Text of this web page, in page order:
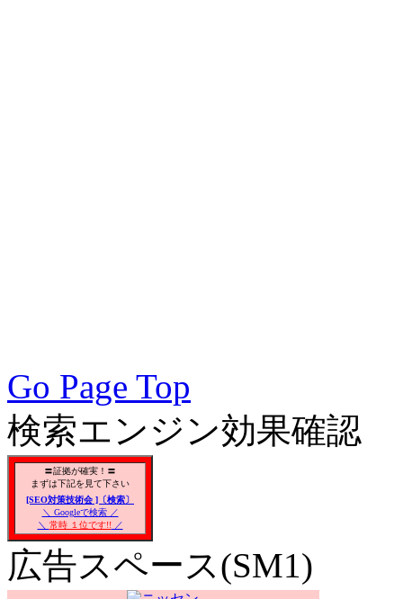
Go Page Top
検索エンジン効果確認
〓証拠が確実！〓
まずは下記を見て下さい
[SEO対策技術会 ]〔検索〕
＼ Googleで検索 ／
＼ 常時 １位です!!／
広告スペース(SM1)